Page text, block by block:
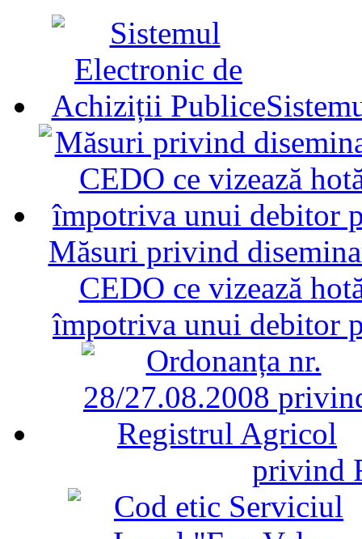
Măsuri privind
CEDO ce vizează
împotriva unui debitor
privind